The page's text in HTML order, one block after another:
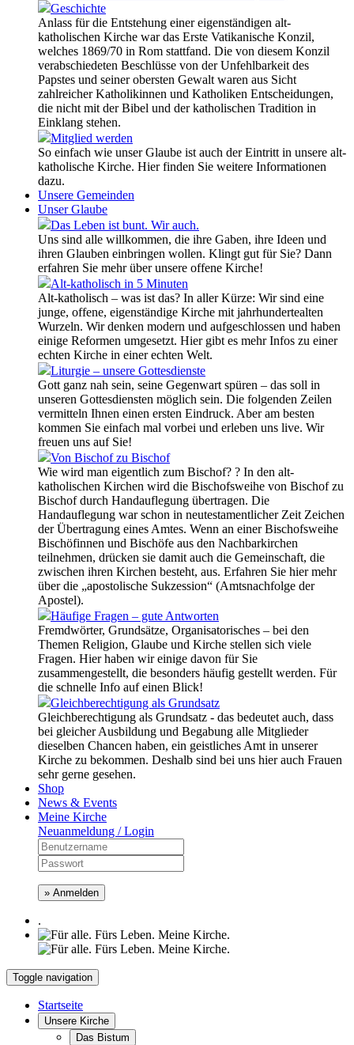
Geschichte
Anlass für die Entstehung einer eigenständigen alt-
katholischen Kirche war das Erste Vatikanische Konzil,
welches 1869/70 in Rom stattfand. Die von diesem Konzil
verabschiedeten Beschlüsse von der Unfehlbarkeit des
Papstes und seiner obersten Gewalt waren aus Sicht
zahlreicher Katholikinnen und Katholiken Entscheidungen,
die nicht mit der Bibel und der katholischen Tradition in
Einklang stehen.
Mitglied werden
So einfach wie unser Glaube ist auch der Eintritt in unsere alt-
katholische Kirche. Hier finden Sie weitere Informationen
dazu.
Unsere Gemeinden
Unser Glaube
Das Leben ist bunt. Wir auch.
Uns sind alle willkommen, die ihre Gaben, ihre Ideen und
ihren Glauben einbringen wollen. Klingt gut für Sie? Dann
erfahren Sie mehr über unsere offene Kirche!
Alt-katholisch in 5 Minuten
Alt-katholisch – was ist das? In aller Kürze: Wir sind eine
junge, offene, eigenständige Kirche mit jahrhundertealten
Wurzeln. Wir denken modern und aufgeschlossen und haben
einige Reformen umgesetzt. Hier gibt es mehr Infos zu einer
echten Kirche in einer echten Welt.
Liturgie – unsere Gottesdienste
Gott ganz nah sein, seine Gegenwart spüren – das soll in
unseren Gottesdiensten möglich sein. Die folgenden Zeilen
vermitteln Ihnen einen ersten Eindruck. Aber am besten
kommen Sie einfach mal vorbei und erleben uns live. Wir
freuen uns auf Sie!
Von Bischof zu Bischof
Wie wird man eigentlich zum Bischof? ? In den alt-
katholischen Kirchen wird die Bischofsweihe von Bischof zu
Bischof durch Handauflegung übertragen. Die
Handauflegung war schon in neutestamentlicher Zeit Zeichen
der Übertragung eines Amtes. Wenn an einer Bischofsweihe
Bischöfinnen und Bischöfe aus den Nachbarkirchen
teilnehmen, drücken sie damit auch die Gemeinschaft, die
zwischen ihren Kirchen besteht, aus. Erfahren Sie hier mehr
über die „apostolische Sukzession“ (Amtsnachfolge der
Apostel).
Häufige Fragen – gute Antworten
Fremdwörter, Grundsätze, Organisatorisches – bei den
Themen Religion, Glaube und Kirche stellen sich viele
Fragen. Hier haben wir einige davon für Sie
zusammengestellt, die besonders häufig gestellt werden. Für
die schnelle Info auf einen Blick!
Gleichberechtigung als Grundsatz
Gleichberechtigung als Grundsatz - das bedeutet auch, dass
bei gleicher Ausbildung und Begabung alle Mitglieder
dieselben Chancen haben, ein geistliches Amt in unserer
Kirche zu bekommen. Deshalb sind bei uns hier auch Frauen
sehr gerne gesehen.
Shop
News & Events
Meine Kirche
Neuanmeldung / Login
» Anmelden
.
Toggle navigation
Startseite
Unsere Kirche
Das Bistum